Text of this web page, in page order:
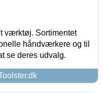
værktøj. Sortimentet
håndværkere og til
se deres udvalg.